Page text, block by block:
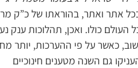
אתר ואתר, בהוראתו של כ”ק
העולם כולו. ואכן, תהלוכות ענק
כאשר על פי ההערכות, יותר
גם השנה מטענים חינוכיים